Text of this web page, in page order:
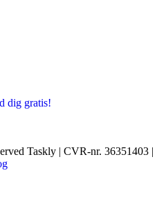
dig gratis!
Taskly | CVR-nr. 36351403 |